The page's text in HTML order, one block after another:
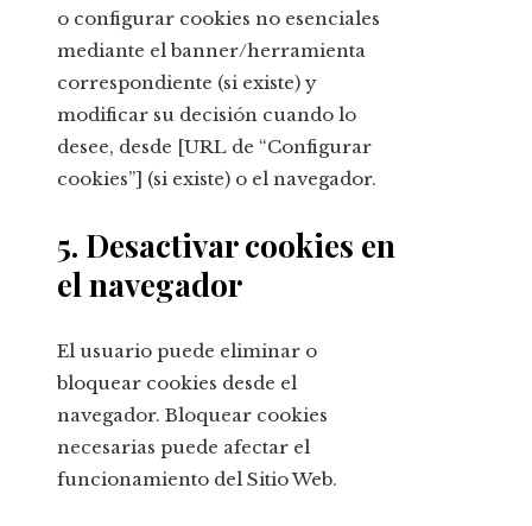
o configurar cookies no esenciales
mediante el banner/herramienta
correspondiente (si existe) y
modificar su decisión cuando lo
desee, desde [URL de “Configurar
cookies”] (si existe) o el navegador.
5. Desactivar cookies en
el navegador
El usuario puede eliminar o
bloquear cookies desde el
navegador. Bloquear cookies
necesarias puede afectar el
funcionamiento del Sitio Web.